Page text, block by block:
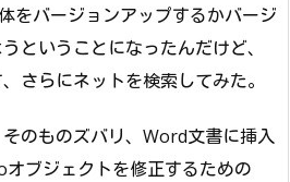
をバージョンアップするかバージ
ということになったんだけど、
さらにネットを検索してみた。
のものズバリ、Word文書に挿入
ブジェクトを修正するための